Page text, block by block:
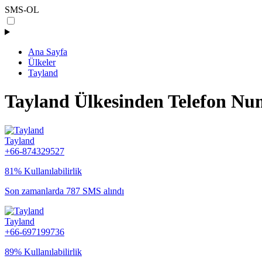
SMS-OL
Ana Sayfa
Ülkeler
Tayland
Tayland Ülkesinden Telefon
Tayland
+66-874329527
81% Kullanılabilirlik
Son zamanlarda 787 SMS alındı
Tayland
+66-697199736
89% Kullanılabilirlik